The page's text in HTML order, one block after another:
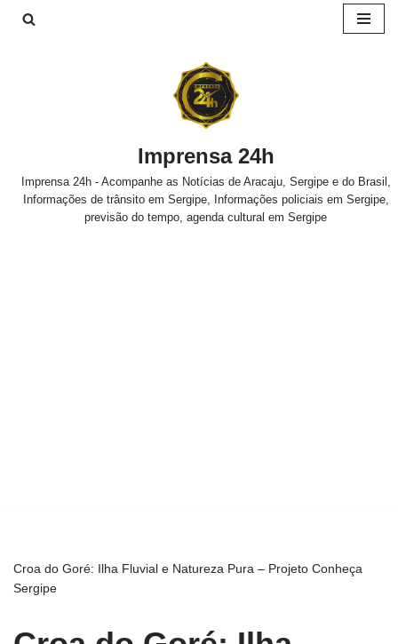
Imprensa 24h
Imprensa 24h - Acompanhe as Notícias de Aracaju, Sergipe e do Brasil,
Informações de trânsito em Sergipe, Informações policiais em Sergipe,
previsão do tempo, agenda cultural em Sergipe
Croa do Goré: Ilha Fluvial e Natureza Pura – Projeto Conheça
Sergipe